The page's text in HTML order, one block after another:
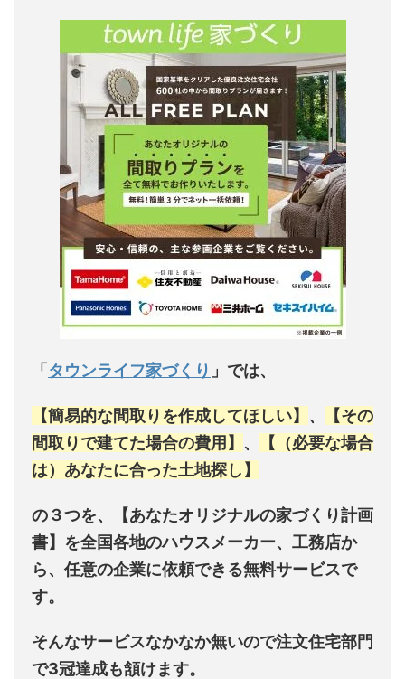
「タウンライフ家づくり 」では、
【簡易的な間取りを作成してほしい】 、
【その
間取りで建てた場合の費用】 、
【（必要な場合
は）あなたに合った土地探し】
の３つを、【あなたオリジナルの家づくり計画
書】を全国各地のハウスメーカー、工務店か
ら、任意の企業に依頼できる無料サービスで
す。
そんなサービスなかなか無いので注文住宅部門
で3冠達成も頷けます。